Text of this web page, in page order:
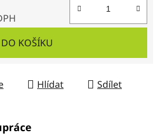
DO KOŠÍKU
Hlídat Sdílet